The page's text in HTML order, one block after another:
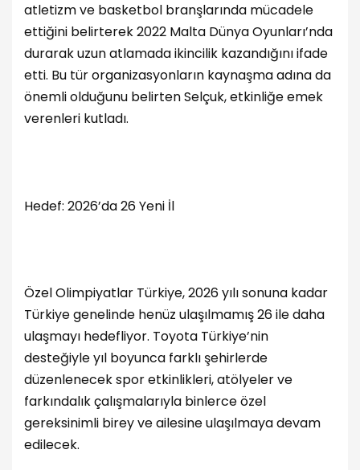
atletizm ve basketbol branşlarında mücadele
ettiğini belirterek 2022 Malta Dünya Oyunları’nda
durarak uzun atlamada ikincilik kazandığını ifade
etti. Bu tür organizasyonların kaynaşma adına da
önemli olduğunu belirten Selçuk, etkinliğe emek
verenleri kutladı.
Hedef: 2026’da 26 Yeni İl
Özel Olimpiyatlar Türkiye, 2026 yılı sonuna kadar
Türkiye genelinde henüz ulaşılmamış 26 ile daha
ulaşmayı hedefliyor. Toyota Türkiye’nin
desteğiyle yıl boyunca farklı şehirlerde
düzenlenecek spor etkinlikleri, atölyeler ve
farkındalık çalışmalarıyla binlerce özel
gereksinimli birey ve ailesine ulaşılmaya devam
edilecek.